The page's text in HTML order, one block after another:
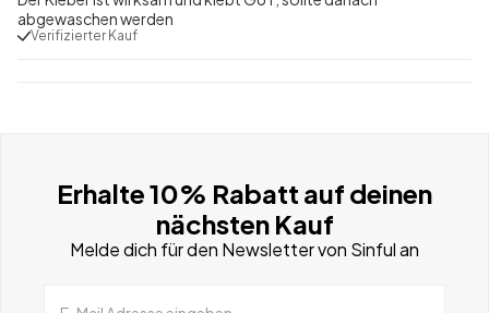
abgewaschen werden
Verifizierter Kauf
Erhalte 10% Rabatt auf deinen
nächsten Kauf
Melde dich für den Newsletter von Sinful an